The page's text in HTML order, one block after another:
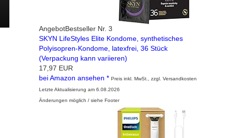
AngebotBestseller Nr. 3
SKYN LifeStyles Elite Kondome, synthetisches
Polyisopren-Kondome, latexfrei, 36 Stück
(Verpackung kann variieren)
17,97 EUR
bei Amazon ansehen * Preis inkl. MwSt., zzgl. Versandkosten
Letzte Aktualisierung am 6.08.2026
Änderungen möglich / siehe Footer